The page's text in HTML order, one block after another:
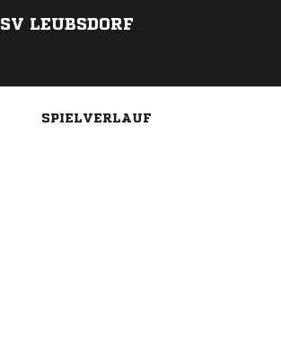
SV LEUBSDORF
SPIELVERLAUF